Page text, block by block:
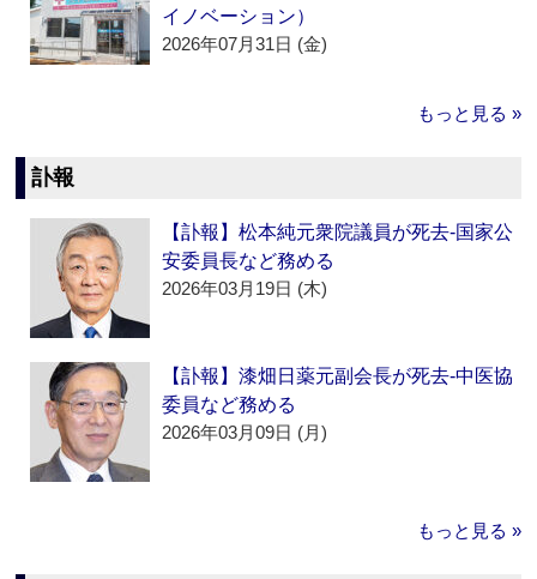
イノベーション）
2026年07月31日 (金)
もっと見る »
訃報
【訃報】松本純元衆院議員が死去‐国家公
安委員長など務める
2026年03月19日 (木)
【訃報】漆畑日薬元副会長が死去‐中医協
委員など務める
2026年03月09日 (月)
もっと見る »